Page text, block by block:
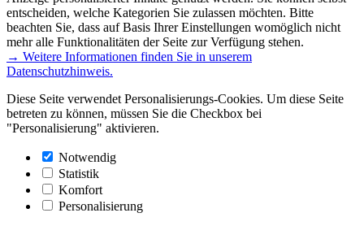
entscheiden, welche Kategorien Sie zulassen möchten. Bitte
beachten Sie, dass auf Basis Ihrer Einstellungen womöglich nicht
mehr alle Funktionalitäten der Seite zur Verfügung stehen.
→ Weitere Informationen finden Sie in unserem
Datenschutzhinweis.
Diese Seite verwendet Personalisierungs-Cookies. Um diese Seite
betreten zu können, müssen Sie die Checkbox bei
"Personalisierung" aktivieren.
Notwendig
Statistik
Komfort
Personalisierung